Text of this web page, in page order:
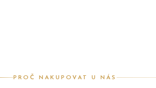
PROČ NAKUPOVAT U NÁS